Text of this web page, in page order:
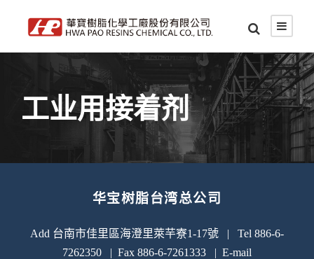
工业用接着剂
华宝树脂台湾总公司
Add 台南市佳里區海澄里萊芉寮1-17號 | Tel 886-6-
7262350 | Fax 886-6-7261333 | E-mail